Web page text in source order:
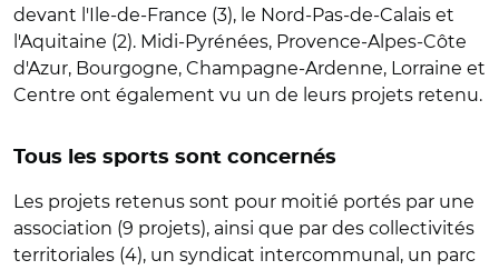
devant l'Ile-de-France (3), le Nord-Pas-de-Calais et
l'Aquitaine (2). Midi-Pyrénées, Provence-Alpes-Côte
d'Azur, Bourgogne, Champagne-Ardenne, Lorraine et
Centre ont également vu un de leurs projets retenu.
Tous les sports sont concernés
Les projets retenus sont pour moitié portés par une
association (9 projets), ainsi que par des collectivités
territoriales (4), un syndicat intercommunal, un parc